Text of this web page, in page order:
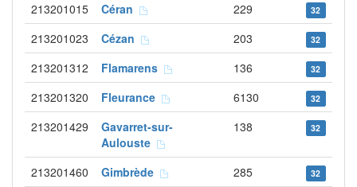
213201015 Céran 229 32
213201023 Cézan 203 32
213201312 Flamarens 136 32
213201320 Fleurance 6130 32
213201429
Gavarret-sur-
Aulouste
138 32
213201460 Gimbrède 285 32